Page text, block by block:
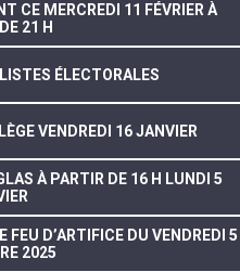
CE MERCREDI 11 FÉVRIER À
21 H
ÉLECTORALES
VENDREDI 16 JANVIER
À PARTIR DE 16 H LUNDI 5
FEU D’ARTIFICE DU VENDREDI 5
2025